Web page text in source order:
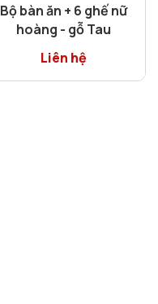
Bộ bàn ăn + 6 ghế nữ
hoàng - gỗ Tau
Liên hệ